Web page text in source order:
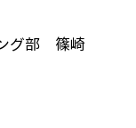
グ部 篠崎